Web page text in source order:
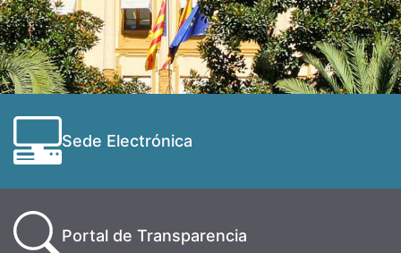
Sede Electrónica
Portal de Transparencia